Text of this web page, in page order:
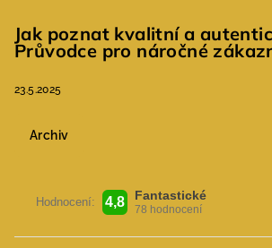
Jak poznat kvalitní a
Průvodce pro náročné
23.5.2025
Archiv